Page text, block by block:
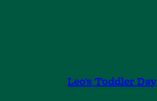
Leo's Toddler Day